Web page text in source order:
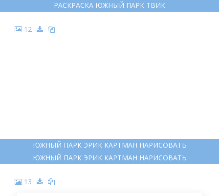
РАСКРАСКА ЮЖНЫЙ ПАРК ТВИК
12
ЮЖНЫЙ ПАРК ЭРИК КАРТМАН НАРИСОВАТЬ
ЮЖНЫЙ ПАРК ЭРИК КАРТМАН НАРИСОВАТЬ
13